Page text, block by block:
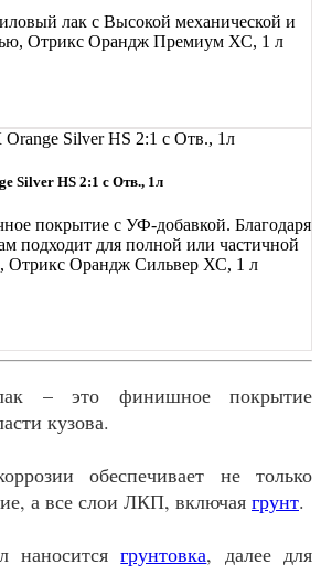
лак c Высокой механической и
Отрикс Орандж Премиум ХС, 1 л
Silver HS 2:1 с Отв., 1л
покрытие с УФ-добавкой. Благодаря
подходит для полной или частичной
Отрикс Орандж Сильвер ХС, 1 л
– это финишное покрытие
кузова.
обеспечивает не только
а все слои ЛКП, включая грунт.
наноситсягрунтовка, далее для